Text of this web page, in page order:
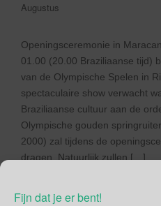
Fijn dat je er bent!
Augustus
Openingsceremonie in
01.00 (20.00 Braziliaanse tijd)
van de Olympische Spelen in
spectaculaire show verwacht
Braziliaanse cultuur aan de
Olympische gouden
2000) zal tijdens de
dragen. Natuurlijk zullen […]